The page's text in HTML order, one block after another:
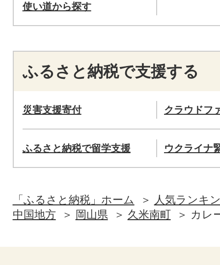
使い道から探す
ふるさと納税で支援する
災害支援寄付 クラウドフ
ふるさと納税で留学支援 ウクライナ
「ふるさと納税」ホーム
人気ランキ
中国地方
岡山県 久米南町 カレ